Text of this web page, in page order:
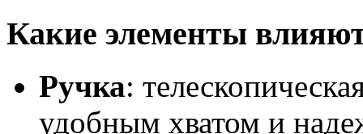
Какие элементы
Ручка:
удобным хватом и